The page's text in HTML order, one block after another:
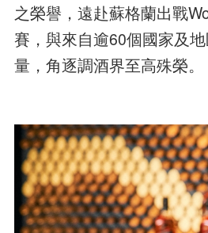
之榮譽，遠赴蘇格蘭出戰
賽，與來自逾60個國家及
量，角逐調酒界至高殊榮。